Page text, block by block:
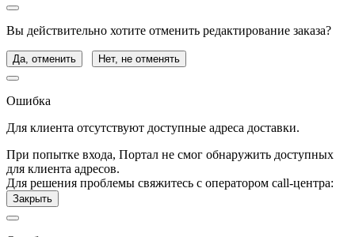
Вы действительно хотите отменить редактирование заказа?
Да, отменить Нет, не отменять
Ошибка
Для клиента отсутствуют доступные адреса доставки.
При попытке входа, Портал не смог обнаружить доступных
для клиента адресов.
Для решения проблемы свяжитесь с оператором call-центра:
Закрыть